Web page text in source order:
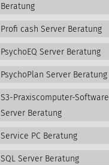
Beratung
Profi cash Server Beratung
PsychoEQ Server Beratung
PsychoPlan Server Beratung
S3-Praxiscomputer-Software
Server Beratung
Service PC Beratung
SQL Server Beratung